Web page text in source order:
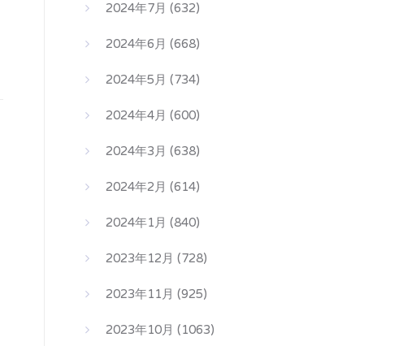
2024年7月 (632)
2024年6月 (668)
2024年5月 (734)
2024年4月 (600)
2024年3月 (638)
2024年2月 (614)
2024年1月 (840)
2023年12月 (728)
2023年11月 (925)
2023年10月 (1063)